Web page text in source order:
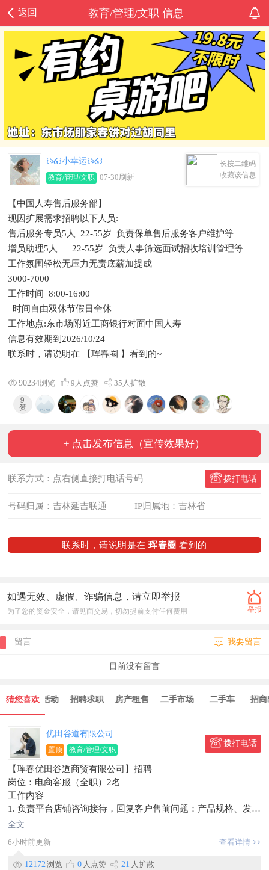
返回 教育/管理/文职 信息
꒰ঌ໒꒱小幸运꒰ঌ໒꒱
教育/管理/文职 07-30刷新
长按二维码
收藏该信息
【中国人寿售后服务部】
现因扩展需求招聘以下人员:
售后服务专员5人 22-55岁 负责保单售后服务客户维护等
增员助理5人 22-55岁 负责人事筛选面试招收培训管理等
工作氛围轻松无压力无责底薪加提成
3000-7000
工作时间 8:00-16:00
时间自由双休节假日全休
工作地点:东市场附近工商银行对面中国人寿
信息有效期到2026/10/24
联系时，请说明在 【珲春圈 】看到的~
35人扩散
9 人点赞
90234浏览
9
赞
+ 点击发布信息（宣传效果好）
联系方式：点右侧直接打电话号码 拨打电话
号码归属：吉林延吉联通 IP归属地：吉林省
联系时，请说明是在珲春圈看到的
如遇无效、虚假、诈骗信息，请立即举报
为了您的资金安全，请见面交易，切勿提前支付任何费用 举报
留言 我要留言
目前没有留言
猜您喜欢
商家活动 招聘求职 房产租售 二手市场 二手车 招商出兑
优田谷道有限公司
置顶 教育/管理/文职
拨打电话
【珲春优田谷道商贸有限公司】招聘
岗位：电商客服（全职）2名
工作内容
1. 负责平台店铺咨询接待，回复客户售前问题：产品规格、发货
时效、运费、售后疑问等
铺流程协调处理，降低差评
3. 登记客户问题、订单信息，同步仓库/运营，跟进订单闭环
全文
6小时前更新
查看详情
12172浏览 0 人点赞 21 人扩散